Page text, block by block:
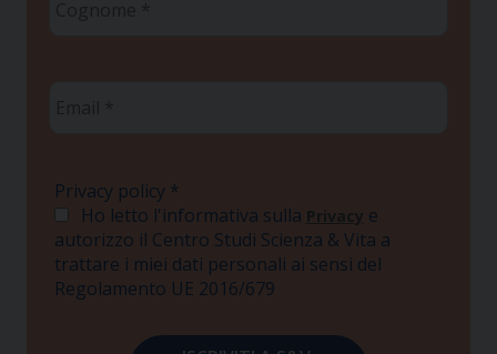
Privacy policy *
Ho letto l'informativa sulla Privacy e
autorizzo il Centro Studi Scienza & Vita a
trattare i miei dati personali ai sensi del
Regolamento UE 2016/679